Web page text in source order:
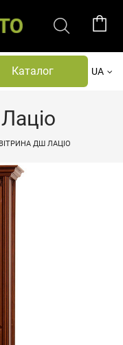
Каталог UA
ВІТРИНА ДШ ЛАЦІО